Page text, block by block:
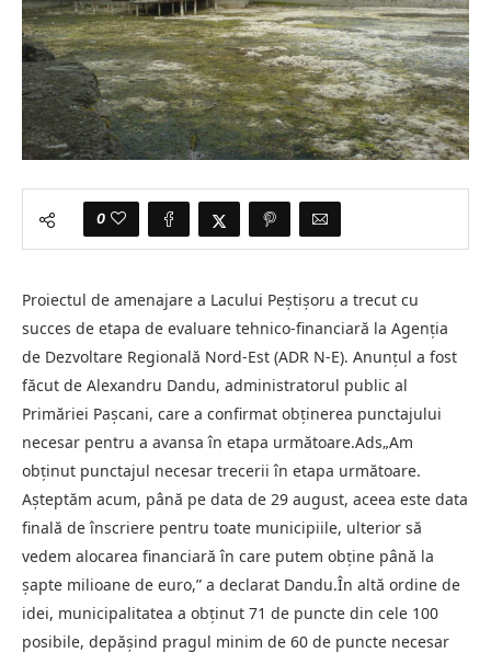
0
Proiectul de amenajare a Lacului Peștișoru a trecut cu
succes de etapa de evaluare tehnico-financiară la Agenția
de Dezvoltare Regională Nord-Est (ADR N-E). Anunțul a fost
făcut de Alexandru Dandu, administratorul public al
Primăriei Pașcani, care a confirmat obținerea punctajului
necesar pentru a avansa în etapa următoare.Ads„Am
obținut punctajul necesar trecerii în etapa următoare.
Așteptăm acum, până pe data de 29 august, aceea este data
finală de înscriere pentru toate municipiile, ulterior să
vedem alocarea financiară în care putem obține până la
șapte milioane de euro,” a declarat Dandu.În altă ordine de
idei, municipalitatea a obținut 71 de puncte din cele 100
posibile, depășind pragul minim de 60 de puncte necesar